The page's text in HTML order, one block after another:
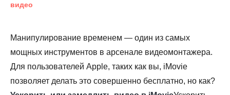
видео
Манипулирование временем — один из самых
мощных инструментов в арсенале видеомонтажера.
Для пользователей Apple, таких как вы, iMovie
позволяет делать это совершенно бесплатно, но как?